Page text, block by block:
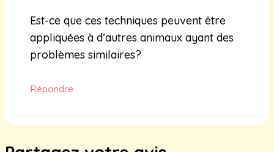
Est-ce que ces techniques peuvent être
appliquées à d’autres animaux ayant des
problèmes similaires?
Répondre